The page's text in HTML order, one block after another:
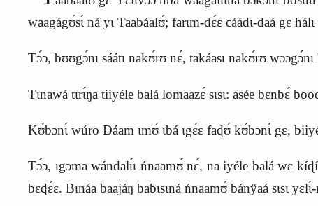
waagágʊ́sɩ́ ná yɩ Taabáalʊ́; farɩm-dɛ́ɛ cáádɩ-daá gɛ
Tɔ́ɔ, bʊʊgɔ́nɩ sáátɩ nakʊ́rʊ nɛ́, takáasɩ nakʊ́rʊ
Tɩnawá tɩrɩ́ŋa tiiyéle balá lomaazɛ́ sɩsɩ: asée bɛnbɛ́
Kʊ́bɔnɩ́ wúro Ɖáam ɩmʊ́ ɩbá ɩgɛ́ɛ faɖʊ́ kʊ́bɔnɩ́ gɛ,
Tɔ́ɔ, ɩgɔma wándalɩ́ɩ ńnaamʊ́ nɛ́, na iyéle balá wɛ
bɛɖɛ́ɛ. Bɩnáa baajáŋ babɩsɩná ńnaamʊ́ bánÿaá sɩsɩ